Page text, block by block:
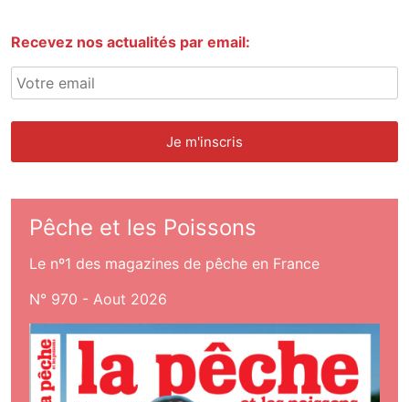
Recevez nos actualités par email:
Pêche et les Poissons
Le nº1 des magazines de pêche en France
N° 970 - Aout 2026